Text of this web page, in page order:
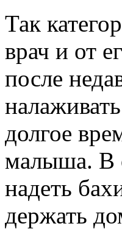
Так
врач и от
после
долгое
малыша. В
надеть
держать